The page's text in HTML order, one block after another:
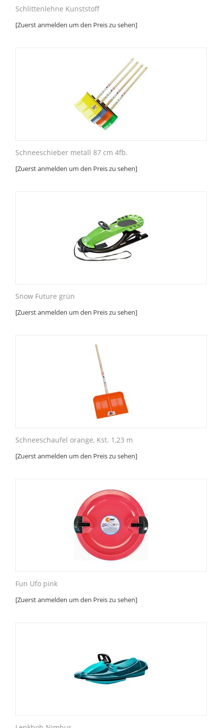
Schlittenlehne Kunststoff
[Zuerst anmelden um den Preis zu sehen]
Schneeschieber metall 87 cm 4fb.
[Zuerst anmelden um den Preis zu sehen]
Snow Future grün
[Zuerst anmelden um den Preis zu sehen]
Schneeschaufel orange, Kst. 1,23 m
[Zuerst anmelden um den Preis zu sehen]
Fun Ufo pink
[Zuerst anmelden um den Preis zu sehen]